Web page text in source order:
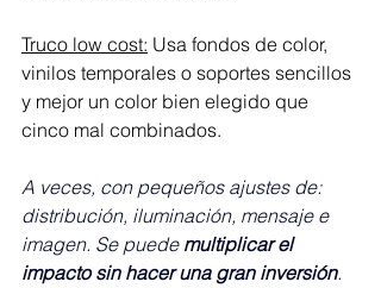
Truco low cost: Usa fondos de color,
vinilos temporales o soportes sencillos
y mejor un color bien elegido que
cinco mal combinados.
A veces, con pequeños ajustes de:
distribución, iluminación, mensaje e
imagen. Se puede multiplicar el
impacto sin hacer una gran inversión.